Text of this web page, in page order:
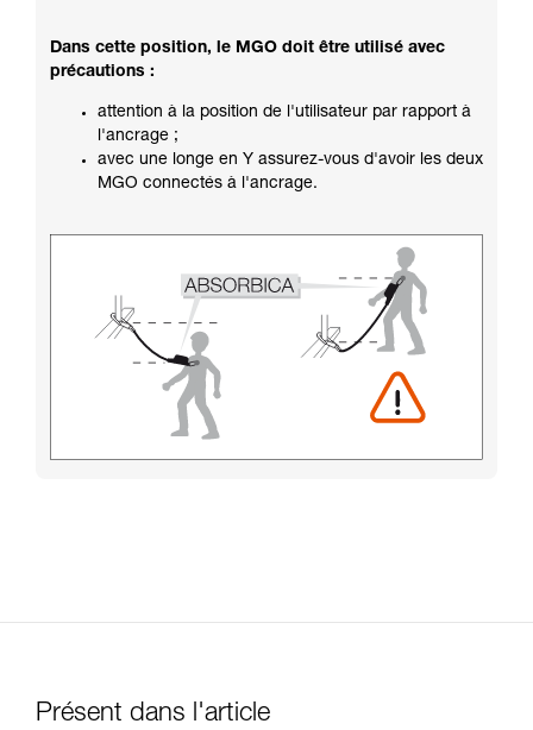
Dans cette position, le MGO doit être utilisé avec
précautions :
attention à la position de l'utilisateur par rapport à
l'ancrage ;
avec une longe en Y assurez-vous d'avoir les deux
MGO connectés à l'ancrage.
Présent dans l'article